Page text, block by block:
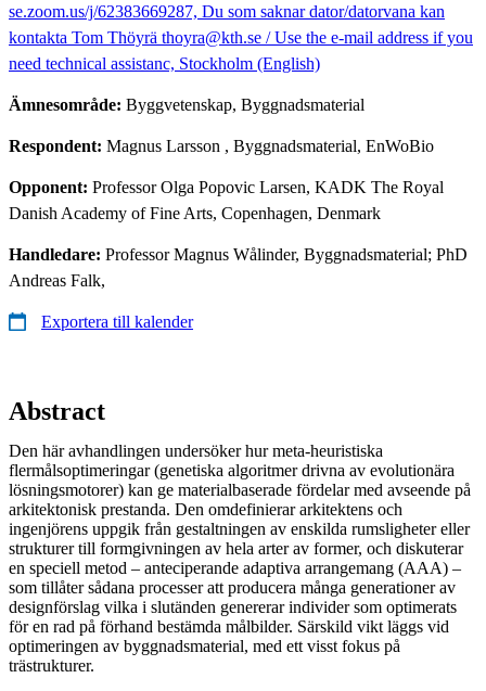
se.zoom.us/j/62383669287, Du som saknar dator/datorvana kan
kontakta Tom Thöyrä thoyra@kth.se / Use the e-mail address if you
need technical assistanc, Stockholm (English)
Ämnesområde: Byggvetenskap, Byggnadsmaterial
Respondent: Magnus Larsson , Byggnadsmaterial, EnWoBio
Opponent: Professor Olga Popovic Larsen, KADK The Royal
Danish Academy of Fine Arts, Copenhagen, Denmark
Handledare: Professor Magnus Wålinder, Byggnadsmaterial; PhD
Andreas Falk,
Exportera till kalender
Abstract
Den här avhandlingen undersöker hur meta-heuristiska
flermålsoptimeringar (genetiska algoritmer drivna av evolutionära
lösningsmotorer) kan ge materialbaserade fördelar med avseende på
arkitektonisk prestanda. Den omdefinierar arkitektens och
ingenjörens uppgik från gestaltningen av enskilda rumsligheter eller
strukturer till formgivningen av hela arter av former, och diskuterar
en speciell metod – anteciperande adaptiva arrangemang (AAA) –
som tillåter sådana processer att producera många generationer av
designförslag vilka i slutänden genererar individer som optimerats
för en rad på förhand bestämda målbilder. Särskild vikt läggs vid
optimeringen av byggnadsmaterial, med ett visst fokus på
trästrukturer.